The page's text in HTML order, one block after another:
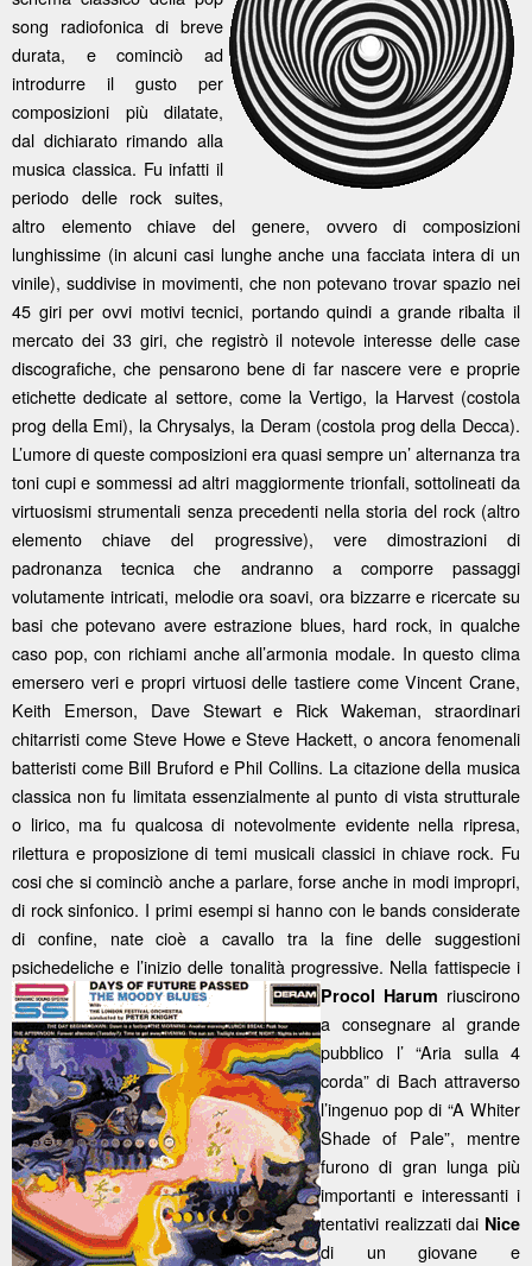
song radiofonica di breve
durata, e cominciò ad
introdurre il gusto per
composizioni più dilatate,
dal dichiarato rimando alla
musica classica. Fu infatti il
periodo delle rock suites,
altro elemento chiave del genere, ovvero di composizioni
lunghissime (in alcuni casi lunghe anche una facciata intera di un
vinile), suddivise in movimenti, che non potevano trovar spazio nei
45 giri per ovvi motivi tecnici, portando quindi a grande ribalta il
mercato dei 33 giri, che registrò il notevole interesse delle case
discografiche, che pensarono bene di far nascere vere e proprie
etichette dedicate al settore, come la Vertigo, la Harvest (costola
prog della Emi), la Chrysalys, la Deram (costola prog della Decca).
L’umore di queste composizioni era quasi sempre un’ alternanza tra
toni cupi e sommessi ad altri maggiormente trionfali, sottolineati da
virtuosismi strumentali senza precedenti nella storia del rock (altro
elemento chiave del progressive), vere dimostrazioni di
padronanza tecnica che andranno a comporre passaggi
volutamente intricati, melodie ora soavi, ora bizzarre e ricercate su
basi che potevano avere estrazione blues, hard rock, in qualche
caso pop, con richiami anche all’armonia modale. In questo clima
emersero veri e propri virtuosi delle tastiere come Vincent Crane,
Keith Emerson, Dave Stewart e Rick Wakeman, straordinari
chitarristi come Steve Howe e Steve Hackett, o ancora fenomenali
batteristi come Bill Bruford e Phil Collins. La citazione della musica
classica non fu limitata essenzialmente al punto di vista strutturale
o lirico, ma fu qualcosa di notevolmente evidente nella ripresa,
rilettura e proposizione di temi musicali classici in chiave rock. Fu
cosi che si cominciò anche a parlare, forse anche in modi impropri,
di rock sinfonico. I primi esempi si hanno con le bands considerate
di confine, nate cioè a cavallo tra la fine delle suggestioni
psichedeliche e l’inizio delle tonalità progressive. Nella fattispecie i
Procol Harum riuscirono
a consegnare al grande
pubblico l’ “Aria sulla 4
corda” di Bach attraverso
l’ingenuo pop di “A Whiter
Shade of Pale”, mentre
furono di gran lunga più
importanti e interessanti i
tentativi realizzati dai Nice
di un giovane e